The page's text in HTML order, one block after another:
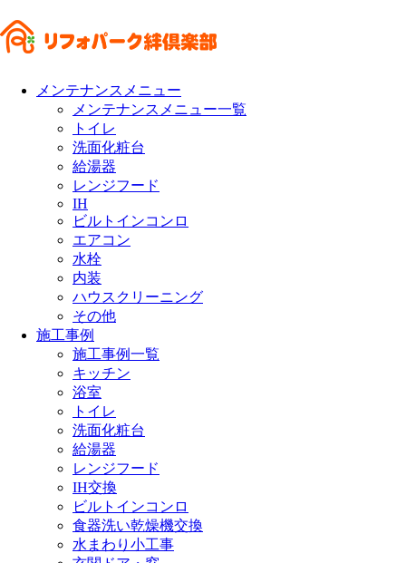
メンテナンスメニュー
メンテナンスメニュー一覧
トイレ
洗面化粧台
給湯器
レンジフード
IH
ビルトインコンロ
エアコン
水栓
内装
ハウスクリーニング
その他
施工事例
施工事例一覧
キッチン
浴室
トイレ
洗面化粧台
給湯器
レンジフード
IH交換
ビルトインコンロ
食器洗い乾燥機交換
水まわり小工事